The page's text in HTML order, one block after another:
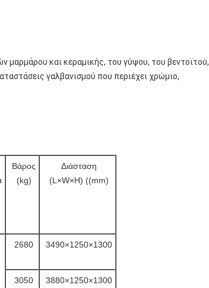
μαρμάρου και κεραμικής, του γύψου, του βεντοϊτού,
γαλβανισμού που περιέχει χρώμιο,
Βάρος
(kg)
Διάσταση
(L×W×H) ((mm)
2680 3490×1250×1300
3050 3880×1250×1300